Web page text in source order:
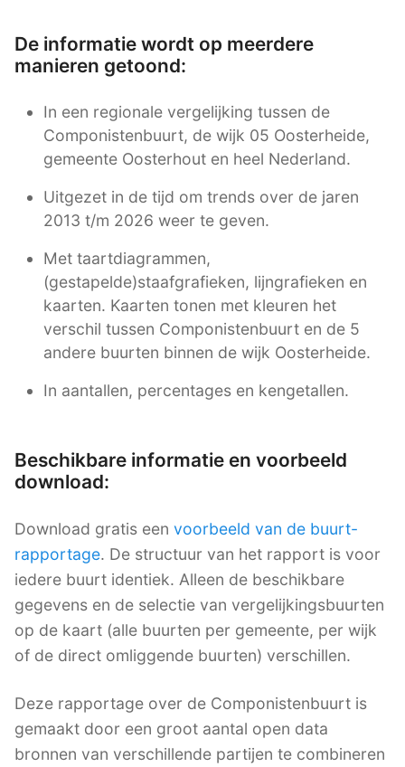
De informatie wordt op meerdere
manieren getoond:
In een regionale vergelijking tussen de
Componistenbuurt, de wijk 05 Oosterheide,
gemeente Oosterhout en heel Nederland.
Uitgezet in de tijd om trends over de jaren
2013 t/m 2026 weer te geven.
Met taartdiagrammen,
(gestapelde)staafgrafieken, lijngrafieken en
kaarten. Kaarten tonen met kleuren het
verschil tussen Componistenbuurt en de 5
andere buurten binnen de wijk Oosterheide.
In aantallen, percentages en kengetallen.
Beschikbare informatie en voorbeeld
download:
Download gratis een voorbeeld van de buurt-
rapportage. De structuur van het rapport is voor
iedere buurt identiek. Alleen de beschikbare
gegevens en de selectie van vergelijkingsbuurten
op de kaart (alle buurten per gemeente, per wijk
of de direct omliggende buurten) verschillen.
Deze rapportage over de Componistenbuurt is
gemaakt door een groot aantal open data
bronnen van verschillende partijen te combineren